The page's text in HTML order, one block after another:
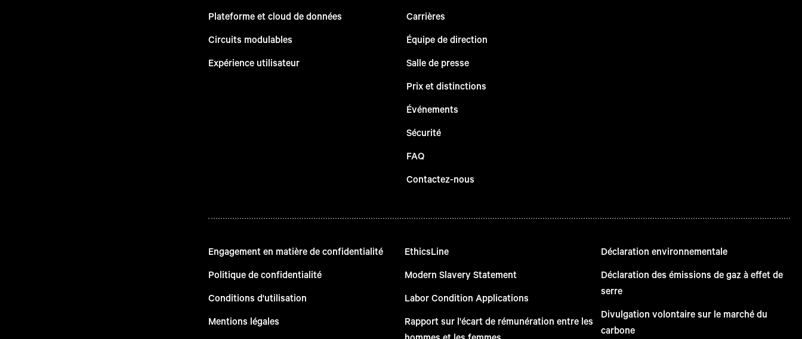
Plateforme et cloud de données
Circuits modulables
Expérience utilisateur
Carrières
Équipe de direction
Salle de presse
Prix et distinctions
Événements
Sécurité
FAQ
Contactez-nous
Engagement en matière de confidentialité
Politique de confidentialité
Conditions d'utilisation
Mentions légales
EthicsLine
Modern Slavery Statement
Labor Condition Applications
Rapport sur l'écart de rémunération entre les
Déclaration environnementale
Déclaration des émissions de gaz à effet de
serre
Divulgation volontaire sur le marché du
carbone